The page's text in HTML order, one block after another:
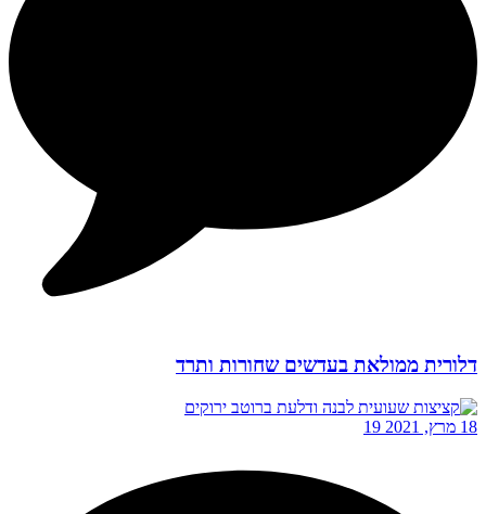
דלורית ממולאת בעדשים שחורות ותרד
18 מרץ, 2021 19